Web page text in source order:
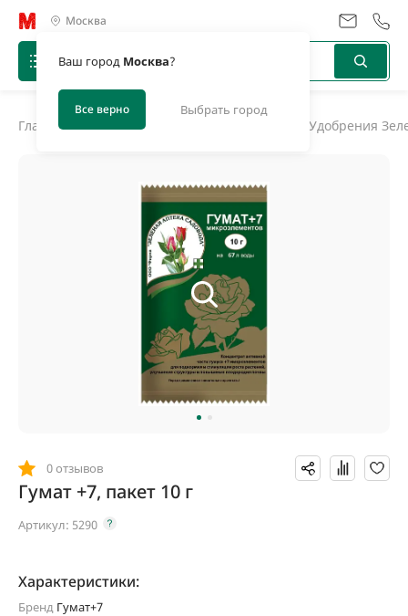
Москва
Ваш город Москва?
Все верно Выбрать город
Главная Удобрения, биоактиваторы Удобрения
0 отзывов
Гумат +7, пакет 10 г
Артикул: 5290
Характеристики:
Бренд Гумат+7